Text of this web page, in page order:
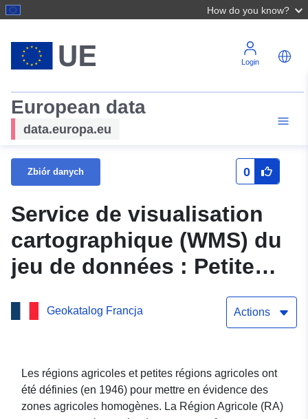
How do you know?
Login
European data
data.europa.eu
Zbiór danych 0
Service de visualisation
cartographique (WMS) du
jeu de données : Petite
région agricole (PRA) en
Bourgogne
Geokatalog Francja Actions
Les régions agricoles et petites régions agricoles ont
été définies (en 1946) pour mettre en évidence des
zones agricoles homogènes. La Région Agricole (RA)